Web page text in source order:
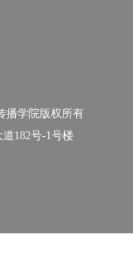
播学院版权所有
182号-1号楼